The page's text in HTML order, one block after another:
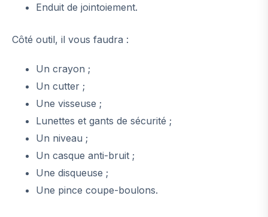
Enduit de jointoiement.
Côté outil, il vous faudra :
Un crayon ;
Un cutter ;
Une visseuse ;
Lunettes et gants de sécurité ;
Un niveau ;
Un casque anti-bruit ;
Une disqueuse ;
Une pince coupe-boulons.